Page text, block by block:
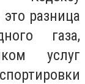
разница
газа,
услуг